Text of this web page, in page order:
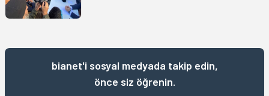
bianet'i sosyal medyada takip edin,
önce siz öğrenin.